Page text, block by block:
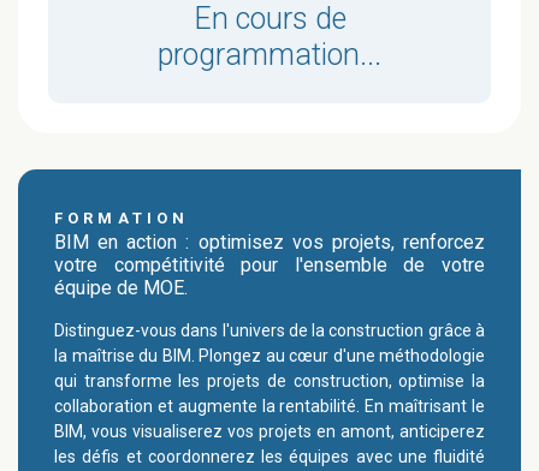
En cours de
programmation...
FORMATION
BIM en action : optimisez vos projets, renforcez
votre compétitivité pour l'ensemble de votre
équipe de MOE.
Distinguez-vous dans l'univers de la construction grâce à
la maîtrise du BIM. Plongez au cœur d'une méthodologie
qui transforme les projets de construction, optimise la
collaboration et augmente la rentabilité. En maîtrisant le
BIM, vous visualiserez vos projets en amont, anticiperez
les défis et coordonnerez les équipes avec une fluidité